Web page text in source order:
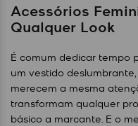
Acessórios
Qualquer Look
É comum dedicar tempo
um vestido
merecem a mesma
transformam qualquer
básico a marcante. E o